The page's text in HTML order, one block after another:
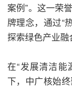
案例”。这一荣
牌理念，通过“
探索绿色产业融
在“发展清洁能
下，中广核始